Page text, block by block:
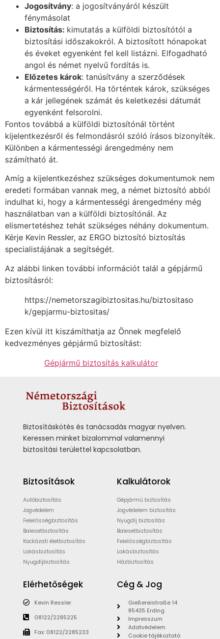
Jogosítvány: a jogosítványáról készült
fénymásolat
Biztosítás: kimutatás a külföldi biztosítótól a
biztosítási időszakokról. A biztosított hónapokat
és éveket egyenként fel kell listázni. Elfogadható
angol és német nyelvű fordítás is.
Előzetes károk: tanúsítvány a szerződések
kármentességéről. Ha történtek károk, szükséges
a kár jellegének számát és keletkezési dátumát
egyenként felsorolni.
Fontos továbbá a külföldi biztosítónál történt
kijelentkezésről és felmondásról szóló írásos bizonyíték.
Különben a kármentességi árengedmény nem
számítható át.
Amíg a kijelentkezéshez szükséges dokumentumok nem
eredeti formában vannak meg, a német biztosító abból
indulhat ki, hogy a kármentességi árengedmény még
használatban van a külföldi biztosítónál. Az
elismertetéshez tehát szükséges néhány dokumentum.
Kérje Kevin Ressler, az ERGO biztosító biztosítás
specialistájának a segítségét.
Az alábbi linken további információt talál a gépjármű
biztosításról:
https://nemetorszagibiztositas.hu/biztositaso
k/gepjarmu-biztositas/
Ezen kívül itt kiszámíthatja az Önnek megfelelő
kedvezményes gépjármű biztosítást:
Gépjármű biztosítás kalkulátor
Biztosításkötés és tanácsadás magyar nyelven.
Keressen minket bizalommal valamennyi
biztosítási területtel kapcsolatban.
Biztosítások
Autóbiztosítás
Jogvédelem
Felelősségbiztosítás
Balesetbiztosítás
Kockázati életbiztosítás
Lakásbiztosítás
Nyugdíjbiztosítás
Kalkulátorok
Gépjármű biztosítás
Jogvédelem biztosítás
Nyugdíj biztosítás
Balesetbiztosítás
Felelősségbiztosítás
Lakásbiztosítás
Házbiztosítás
Elérhetőségek
Kevin Ressler
08122/2285225
Fax: 08122/2285233
Cég & Jog
Gießereistraße 14
85435 Erding
Impresszum
Adatvédelem
Cookie tájékoztató